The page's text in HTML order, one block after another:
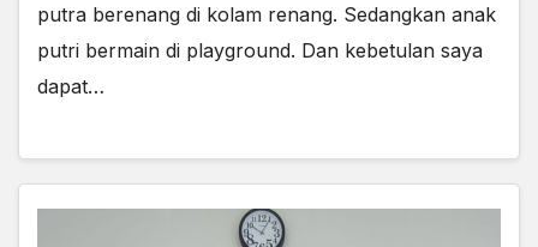
putra berenang di kolam renang. Sedangkan anak
putri bermain di playground. Dan kebetulan saya
dapat…